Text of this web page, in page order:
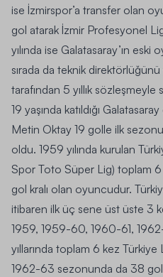
ise İzmirspor’a transfer olan
gol atarak İzmir Profesyonel
yılında ise Galatasaray’ın
sırada da teknik direktörlüğünü
tarafından 5 yıllık sözleşmeyle
19 yaşında katıldığı Galatasaray
Metin Oktay 19 golle ilk
oldu. 1959 yılında kurulan
Spor Toto Süper Lig) toplam 6
gol kralı olan oyuncudur.
itibaren ilk üç sene üst üste 3
1959, 1959-60, 1960-61,
yıllarında toplam 6 kez
1962-63 sezonunda da 38